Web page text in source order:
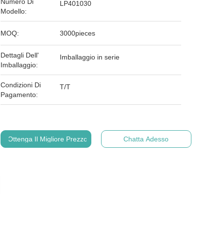
Modello:
LP401030
MOQ: 3000pieces
Dettagli Dell'
Imballaggio:
Imballaggio in serie
Condizioni Di
Pagamento:
T/T
Ottenga Il Migliore Prezzo Chatta Adesso